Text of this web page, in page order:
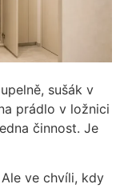
sušák v
prádlo v ložnici
činnost. Je
ve chvíli, kdy